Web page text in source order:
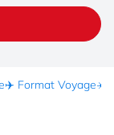
✈️ Format Voyage☀️